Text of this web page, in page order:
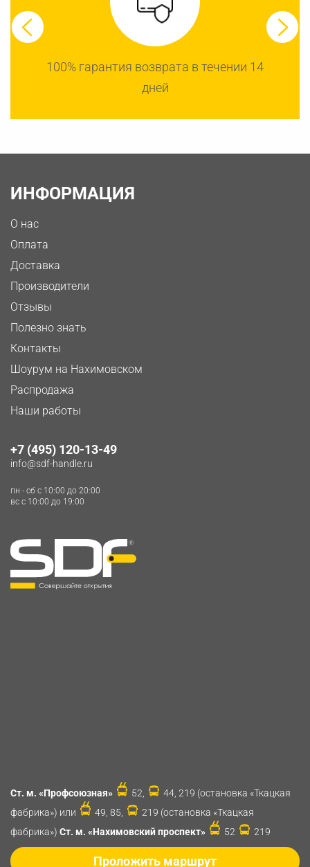
100% гарантия возврата в течении 14
дней
ИНФОРМАЦИЯ
О нас
Оплата
Доставка
Производители
Отзывы
Полезно знать
Контакты
Шоурум на Нахимовском
Распродажа
Наши работы
+7 (495) 120-13-49
info@sdf-handle.ru
пн - сб c 10:00 до 20:00
вс c 10:00 до 19:00
Ст. м. «Профсоюзная» 52,
44, 219 (остановка «Ткацкая
фабрика») или
49, 85,
219 (остановка «Ткацкая
фабрика») Ст. м. «Нахимовский проспект» 52 219
Проложить маршрут